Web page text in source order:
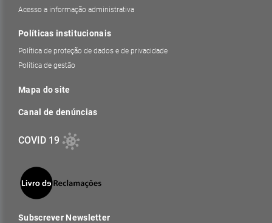
Acesso a informação administrativa
Políticas institucionais
Política de proteção de dados e de privacidade
Política de gestão
Mapa do site
Canal de denúncias
COVID 19
Subscrever Newsletter